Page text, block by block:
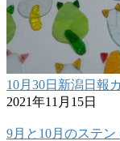
10月30日新潟日報
2021年11月15日
9月と10月のステ